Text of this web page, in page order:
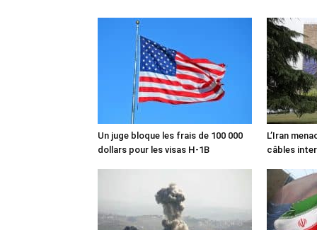
Un juge bloque les frais de 100 000
dollars pour les visas H-1B
L’Iran
câbles